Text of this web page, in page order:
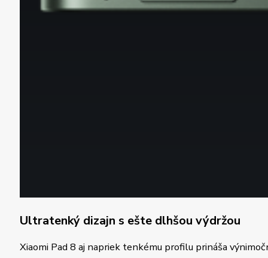
Ultratenký dizajn s ešte dlhšou výdržou
Xiaomi Pad 8 aj napriek tenkému profilu prináša